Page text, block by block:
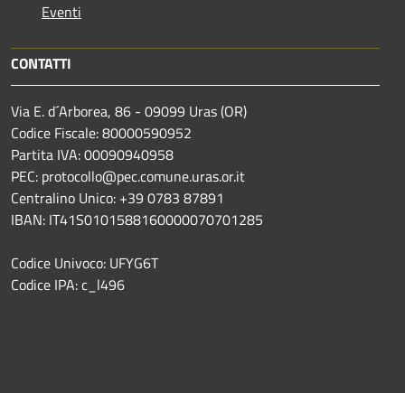
Eventi
CONTATTI
Via E. d´Arborea, 86 - 09099 Uras (OR)
Codice Fiscale: 80000590952
Partita IVA: 00090940958
PEC: protocollo@pec.comune.uras.or.it
Centralino Unico: +39 0783 87891
IBAN: IT41S0101588160000070701285
Codice Univoco: UFYG6T
Codice IPA: c_l496